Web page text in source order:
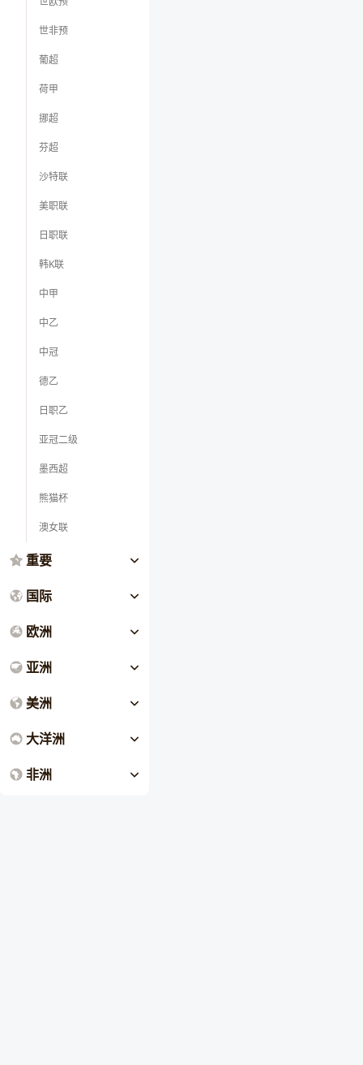
世非预
葡超
荷甲
挪超
芬超
沙特联
美职联
日职联
韩K联
中甲
中乙
中冠
德乙
日职乙
亚冠二级
墨西超
熊猫杯
澳女联
重要
国际
欧洲
亚洲
美洲
大洋洲
非洲